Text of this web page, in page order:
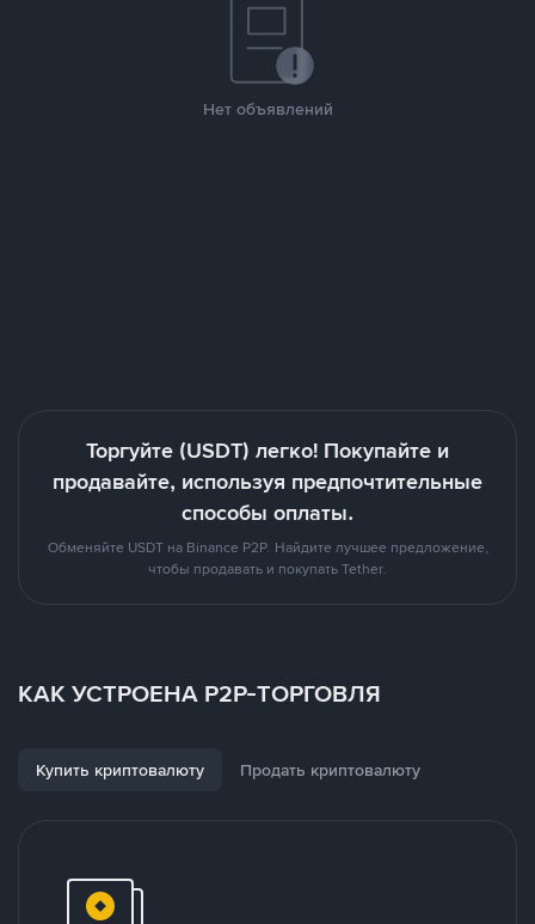
Нет объявлений
Торгуйте (USDT) легко! Покупайте и
продавайте, используя предпочтительные
способы оплаты.
Обменяйте USDT на Binance P2P. Найдите лучшее предложение,
чтобы продавать и покупать Tether.
КАК УСТРОЕНА P2P-ТОРГОВЛЯ
Купить криптовалюту Продать криптовалюту